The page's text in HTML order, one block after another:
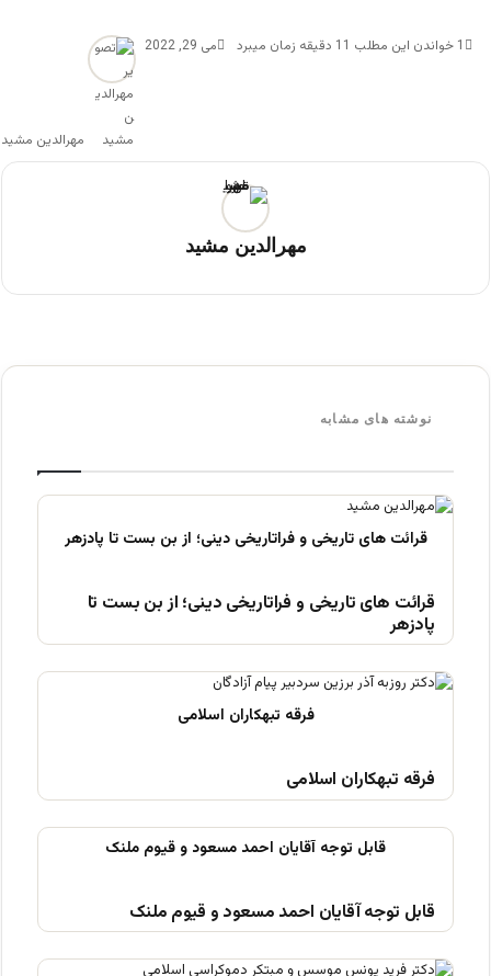
مهرالدین مشید
می 29, 2022 1 خواندن این مطلب 11 دقیقه زمان میبرد
مهرالدین مشید
نوشته های مشابه
قرائت های تاریخی و فراتاریخی دینی؛ از بن بست تا
پادزهر
فرقه تبهکاران اسلامی
قابل توجه آقایان احمد مسعود و قیوم ملنک